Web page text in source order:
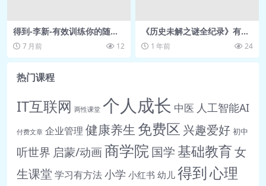
得到-李新-有效训练你的随机
应变能力 网盘资源
7 月前 12
《历史未解之谜全纪录》有声
书，探索人类历史背后的未解
真相1 年前 24
热门课程
IT互联网 两性课堂 个人成长 中医 人工智能AI
付费文章 企业管理 健康养生 免费区 兴趣爱好 初中
听世界 启蒙/动画商学院国学 基础教育女
生课堂 学习有方法小学 小红书 幼儿 得到心理